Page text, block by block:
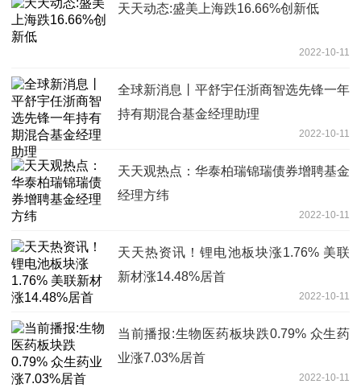
天天动态:盛美上海跌16.66%创新低
2022-10-11
全球新消息丨平舒宇任浙商智选先锋一年
持有期混合基金经理助理
2022-10-11
天天观热点：华泰柏瑞锦瑞债券增聘基金
经理方纬
2022-10-11
天天热资讯！锂电池板块涨1.76% 美联
新材涨14.48%居首
2022-10-11
当前播报:生物医药板块跌0.79% 众生药
业涨7.03%居首
2022-10-11